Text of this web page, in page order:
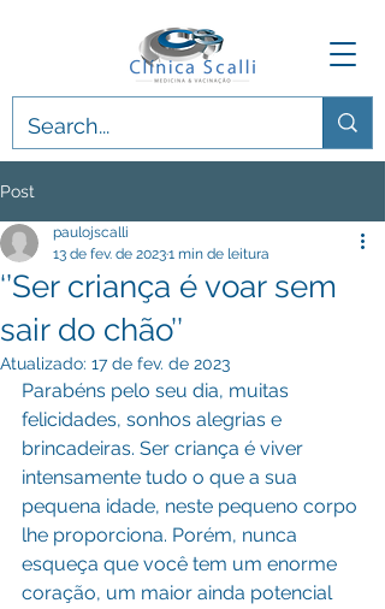
Post
‘’Ser criança é voar sem
sair do chão’’
paulojscalli
13 de fev. de 20231 min de leitura
Atualizado: 17 de fev. de 2023
Parabéns pelo seu dia, muitas
felicidades, sonhos alegrias e
brincadeiras. Ser criança é viver
intensamente tudo o que a sua
pequena idade, neste pequeno corpo
lhe proporciona. Porém, nunca
esqueça que você tem um enorme
coração, um maior ainda potencial